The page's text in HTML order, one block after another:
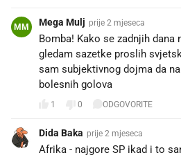
MM Mega Mulj prije 2 mjeseca
Bomba! Kako se zadnjih
gledam sazetke proslih
sam subjektivnog dojma da
bolesnih golova
1 0 ODGOVORITE
Dida Baka prije 2 mjeseca
Afrika - najgore SP ikad i to